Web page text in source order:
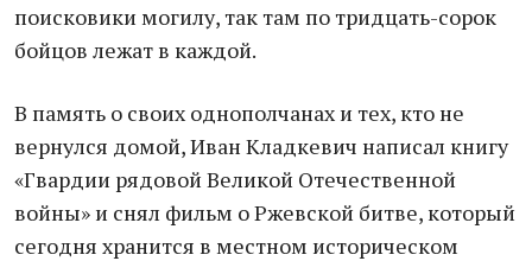
поисковики могилу, так там по тридцать-сорок
бойцов лежат в каждой.
В память о своих однополчанах и тех, кто не
вернулся домой, Иван Кладкевич написал книгу
«Гвардии рядовой Великой Отечественной
войны» и снял фильм о Ржевской битве, который
сегодня хранится в местном историческом